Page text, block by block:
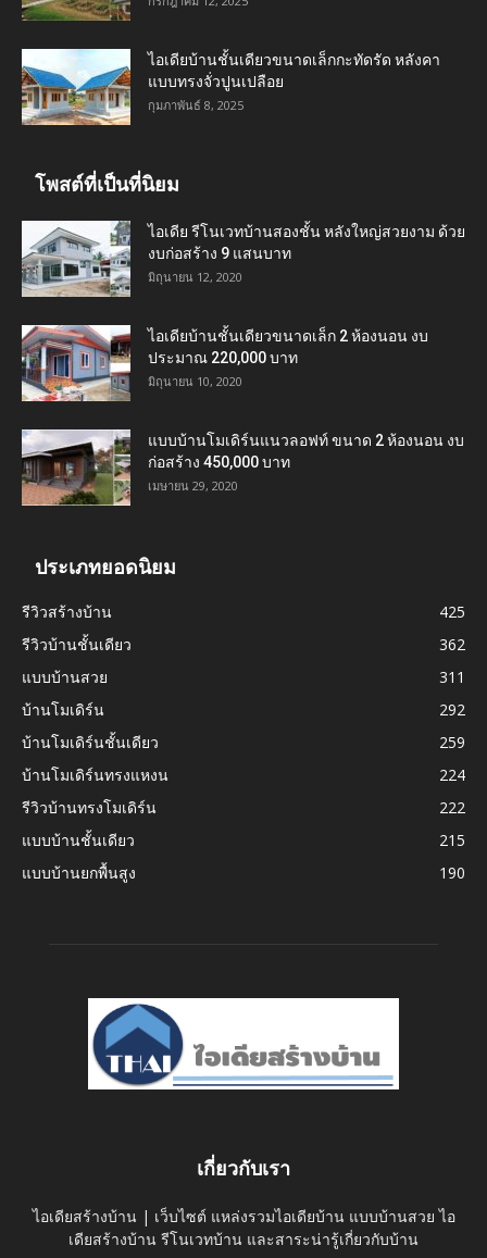
ไอเดียบ้านชั้นเดียวขนาดเล็กกะทัดรัด หลังคา
แบบทรงจั่วปูนเปลือย
กุมภาพันธ์ 8, 2025
โพสต์ที่เป็นที่นิยม
ไอเดีย รีโนเวทบ้านสองชั้น หลังใหญ่สวยงาม ด้วย
งบก่อสร้าง 9 แสนบาท
มิถุนายน 12, 2020
ไอเดียบ้านชั้นเดียวขนาดเล็ก 2 ห้องนอน งบ
ประมาณ 220,000 บาท
มิถุนายน 10, 2020
แบบบ้านโมเดิร์นแนวลอฟท์ ขนาด 2 ห้องนอน งบ
ก่อสร้าง 450,000 บาท
เมษายน 29, 2020
ประเภทยอดนิยม
รีวิวสร้างบ้าน
425
รีวิวบ้านชั้นเดียว
362
แบบบ้านสวย
311
บ้านโมเดิร์น
292
บ้านโมเดิร์นชั้นเดียว
259
บ้านโมเดิร์นทรงแหงน
224
รีวิวบ้านทรงโมเดิร์น
222
แบบบ้านชั้นเดียว
215
แบบบ้านยกพื้นสูง
190
เกี่ยวกับเรา
ไอเดียสร้างบ้าน | เว็บไซต์ แหล่งรวมไอเดียบ้าน แบบบ้านสวย ไอ
เดียสร้างบ้าน รีโนเวทบ้าน และสาระน่ารู้เกี่ยวกับบ้าน